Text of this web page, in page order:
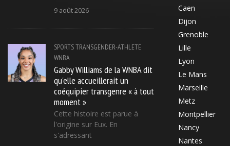
9 août 2026
SPORTSTRANSGENDER-ATHLETE
WNBA
Gabby Williams de la WNBA dit
qu'elle accueillerait un
coéquipier transgenre « à tout
moment »
Cette histoire est parue à
l'origine sur Eux. En
s'adressant
Caen
Dijon
Grenoble
Lille
Lyon
Le Mans
Marseille
Metz
Montpellier
Nancy
Nantes